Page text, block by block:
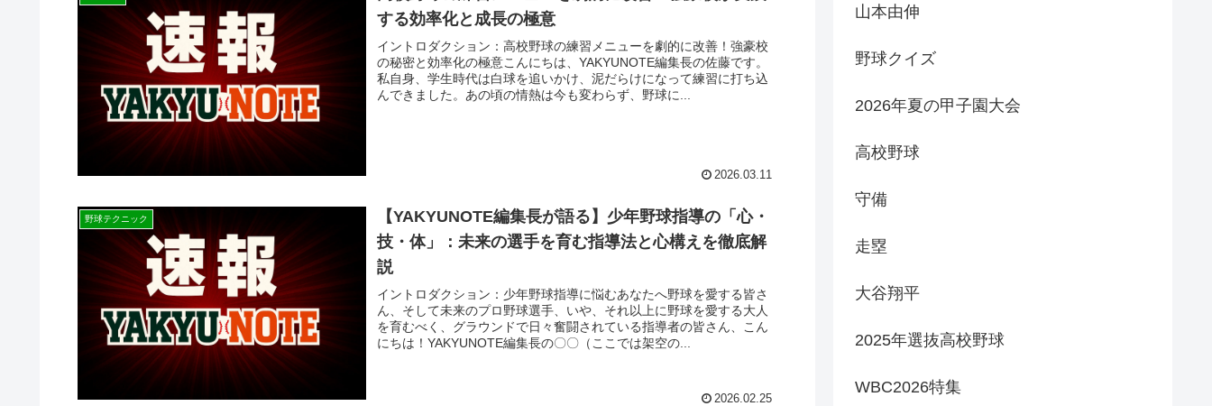
する効率化と成長の極意
イントロダクション：高校野球の練習メニューを劇的に改善！強豪校
の秘密と効率化の極意こんにちは、YAKYUNOTE編集長の佐藤です。
私自身、学生時代は白球を追いかけ、泥だらけになって練習に打ち込
んできました。あの頃の情熱は今も変わらず、野球に...
2026.03.11
野球テクニック
【YAKYUNOTE編集長が語る】少年野球指導の「心・
技・体」：未来の選手を育む指導法と心構えを徹底解
説
イントロダクション：少年野球指導に悩むあなたへ野球を愛する皆さ
ん、そして未来のプロ野球選手、いや、それ以上に野球を愛する大人
を育むべく、グラウンドで日々奮闘されている指導者の皆さん、こん
にちは！YAKYUNOTE編集長の〇〇（ここでは架空の...
2026.02.25
山本由伸
野球クイズ
2026年夏の甲子園大会
高校野球
守備
走塁
大谷翔平
2025年選抜高校野球
WBC2026特集